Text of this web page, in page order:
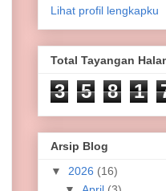
Lihat profil lengkapku
Total Tayangan
3 5 8 1
Arsip Blog
▼ 2026 (16)